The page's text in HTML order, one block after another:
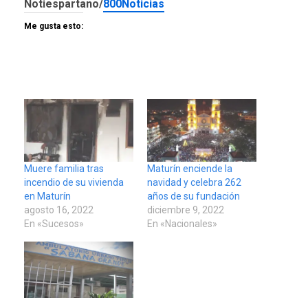
Notiespartano/800Noticias
Me gusta esto:
Muere familia tras
incendio de su vivienda
en Maturín
agosto 16, 2022
En «Sucesos»
Maturín enciende la
navidad y celebra 262
años de su fundación
diciembre 9, 2022
En «Nacionales»